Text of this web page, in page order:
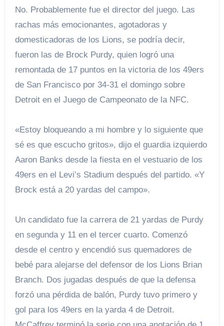
No. Probablemente fue el director del juego. Las
rachas más emocionantes, agotadoras y
domesticadoras de los Lions, se podría decir,
fueron las de Brock Purdy, quien logró una
remontada de 17 puntos en la victoria de los 49ers
de San Francisco por 34-31 el domingo sobre
Detroit en el Juego de Campeonato de la NFC.
«Estoy bloqueando a mi hombre y lo siguiente que
sé es que escucho gritos», dijo el guardia izquierdo
Aaron Banks desde la fiesta en el vestuario de los
49ers en el Levi’s Stadium después del partido. «Y
Brock está a 20 yardas del campo».
Un candidato fue la carrera de 21 yardas de Purdy
en segunda y 11 en el tercer cuarto. Comenzó
desde el centro y encendió sus quemadores de
bebé para alejarse del defensor de los Lions Brian
Branch. Dos jugadas después de que la defensa
forzó una pérdida de balón, Purdy tuvo primero y
gol para los 49ers en la yarda 4 de Detroit.